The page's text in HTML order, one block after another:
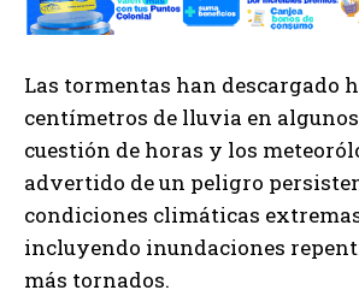
Las tormentas han descargado
centímetros de lluvia en
cuestión de horas y los
advertido de un peligro
condiciones climáticas
incluyendo inundaciones
más tornados.